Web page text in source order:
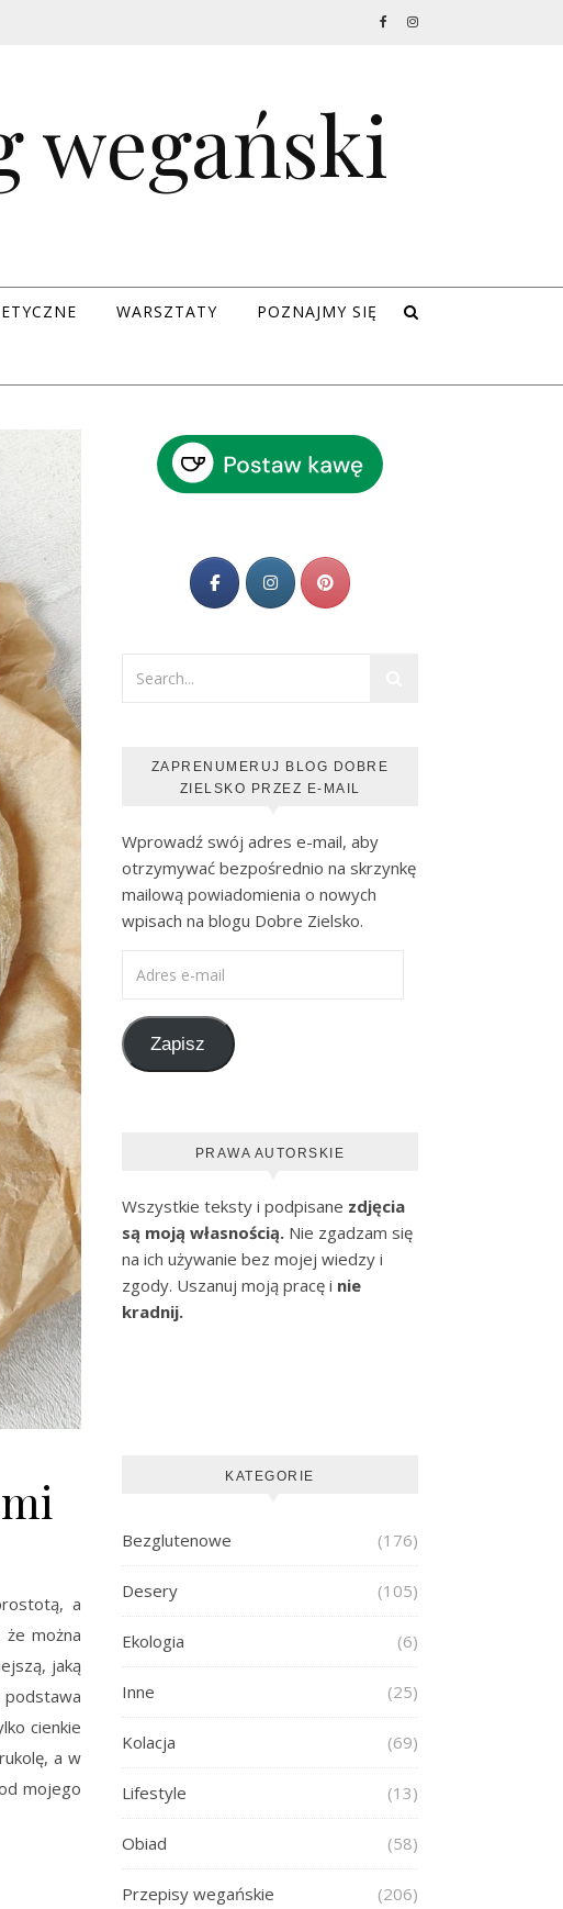
wegański
WARSZTATY POZNAJMY SIĘ
a
można
jaką
podstawa
cienkie
a w
mojego
ZAPRENUMERUJ BLOG DOBRE
ZIELSKO PRZEZ E-MAIL
Wprowadź swój adres e-mail, aby
otrzymywać bezpośrednio na skrzynkę
mailową powiadomienia o nowych
wpisach na blogu Dobre Zielsko.
Zapisz
PRAWA AUTORSKIE
Wszystkie teksty i podpisane zdjęcia
są moją własnością. Nie zgadzam się
na ich używanie bez mojej wiedzy i
zgody. Uszanuj moją pracę i nie
kradnij.
KATEGORIE
Bezglutenowe (176)
Desery (105)
Ekologia (6)
Inne (25)
Kolacja (69)
Lifestyle (13)
Obiad (58)
Przepisy wegańskie (206)